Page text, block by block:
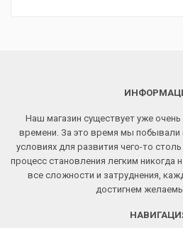
Наш магазин существует уже
времени. За это время мы побывали
условиях для развития чего-то
процесс становления легким никогда
все сложности и затруднения,
достигнем